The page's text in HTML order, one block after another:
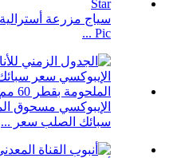
Pic ...
الإيبوكسي مسحوق
سبائك الصلب سعر ...